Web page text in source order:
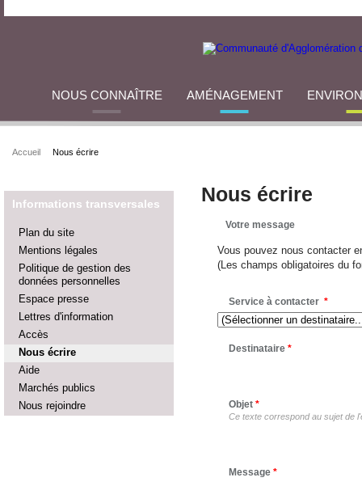
NOUS CONNAÎTRE AMÉNAGEMENT
Accueil Nous écrire
Informations transversales
Plan du site
Mentions légales
Politique de gestion des
données personnelles
Espace presse
Lettres d'information
Accès
Nous écrire
Aide
Marchés publics
Nous rejoindre
Nous écrire
Votre message
Vous pouvez nous contacter
(Les champs obligatoires du
Service à contacter *
Destinataire *
Objet *
Ce texte correspond au sujet de
Message *